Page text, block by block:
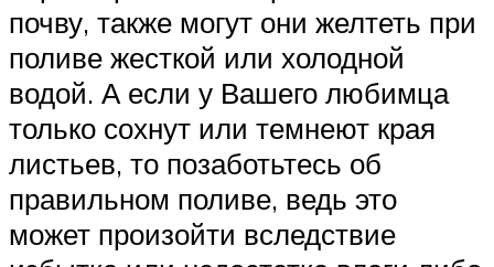
почву, также могут они желтеть при
поливе жесткой или холодной
водой. А если у Вашего любимца
только сохнут или темнеют края
листьев, то позаботьтесь об
правильном поливе, ведь это
может произойти вследствие